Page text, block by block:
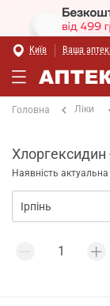
Київ Ваша
Головна Ліки
Хлоргексидин
Наявність